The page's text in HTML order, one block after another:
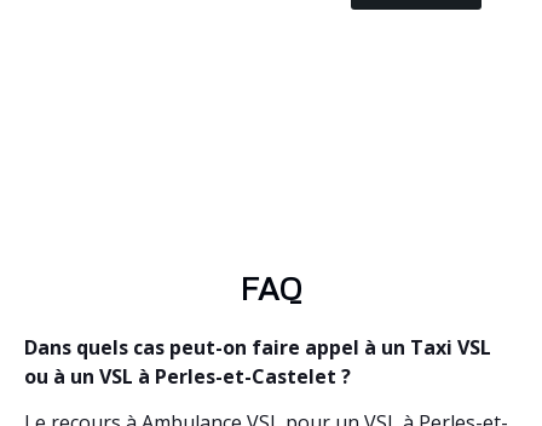
FAQ
Dans quels cas peut-on faire appel à un Taxi VSL
ou à un VSL à Perles-et-Castelet ?